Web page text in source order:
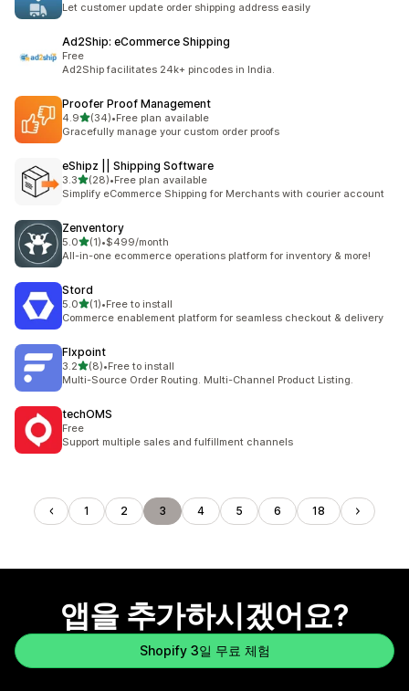
Let customer update order shipping address easily
Ad2Ship: eCommerce Shipping
Free
Ad2Ship facilitates 24k+ pincodes in India.
Proofer Proof Management
4.9별 5개 중
(34)
총 리뷰 34개
•Free plan available
Gracefully manage your custom order proofs
eShipz || Shipping Software
3.3별 5개 중
(28)
총 리뷰 28개
•Free plan available
Simplify eCommerce Shipping for Merchants with courier account
Zenventory
5.0별 5개 중
(1)
총 리뷰 1개
•$499/month
All-in-one ecommerce operations platform for inventory & more!
Stord
5.0별 5개 중
(1)
총 리뷰 1개
•Free to install
Commerce enablement platform for seamless checkout & delivery
Flxpoint
3.2별 5개 중
(8)
총 리뷰 8개
•Free to install
Multi-Source Order Routing. Multi-Channel Product Listing.
techOMS
Free
Support multiple sales and fulfillment channels
1 2 3 4 5 6 18
앱을 추가하시겠어요?
Shopify 3일 무료 체험